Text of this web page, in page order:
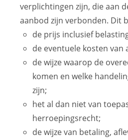
verplichtingen zijn, die aan
aanbod zijn verbonden. Dit
de prijs inclusief
de eventuele kosten van
de wijze waarop de
komen en welke
zijn;
het al dan niet van
herroepingsrecht;
de wijze van betaling,